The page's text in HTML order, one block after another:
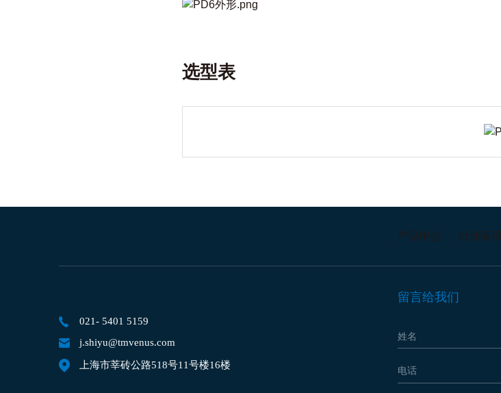
选型表
产品中心 行业应用
021- 5401 5159
j.shiyu@tmvenus.com
上海市莘砖公路518号11号楼16楼
留言给我们